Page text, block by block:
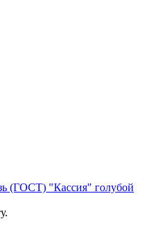
(ГОСТ) "Кассия" голубой